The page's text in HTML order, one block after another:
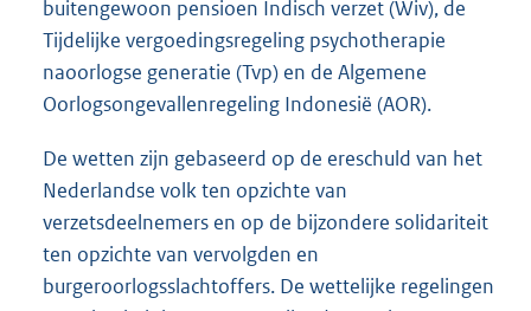
buitengewoon pensioen Indisch verzet (Wiv), de
Tijdelijke vergoedingsregeling psychotherapie
naoorlogse generatie (Tvp) en de Algemene
Oorlogsongevallenregeling Indonesië (AOR).
De wetten zijn gebaseerd op de ereschuld van het
Nederlandse volk ten opzichte van
verzetsdeelnemers en op de bijzondere solidariteit
ten opzichte van vervolgden en
burgeroorlogsslachtoffers. De wettelijke regelingen